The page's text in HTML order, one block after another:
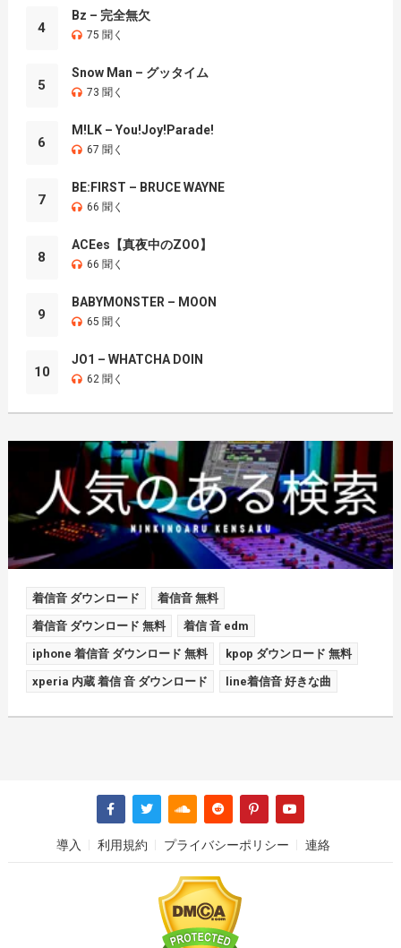
4
Bz – 完全無欠
75 聞く
5
Snow Man – グッタイム
73 聞く
6
M!LK – You!Joy!Parade!
67 聞く
7
BE:FIRST – BRUCE WAYNE
66 聞く
8
ACEes【真夜中のZOO】
66 聞く
9
BABYMONSTER – MOON
65 聞く
10
JO1 – WHATCHA DOIN
62 聞く
着信音 ダウンロード 着信音 無料
着信音 ダウンロード 無料 着信 音 edm
iphone 着信音 ダウンロード 無料 kpop ダウンロード 無料
xperia 内蔵 着信 音 ダウンロード line着信音 好きな曲
導入 利用規約 プライバシーポリシー 連絡